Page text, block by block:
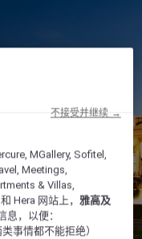
MGallery, Sofitel,
Meetings,
& Villas,
Hera 网站上，雅高及
息，以便：
事情都不能拒绝）
不接受并继续 →